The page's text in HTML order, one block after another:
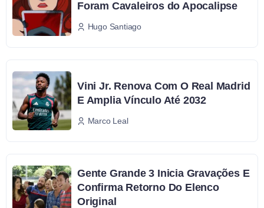
Foram Cavaleiros do Apocalipse
Hugo Santiago
Vini Jr. Renova Com O Real Madrid
E Amplia Vínculo Até 2032
Marco Leal
Gente Grande 3 Inicia Gravações E
Confirma Retorno Do Elenco
Original